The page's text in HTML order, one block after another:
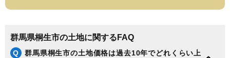
群馬県桐生市の土地に関するFAQ
Q
群馬県桐生市の土地価格は過去10年でどれくらい上